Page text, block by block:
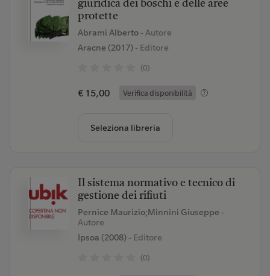
giuridica dei boschi e delle aree
protette
Abrami Alberto - Autore
Aracne (2017)- Editore
(0)
€ 15,00 Verifica disponibilità
Seleziona libreria
Il sistema normativo e tecnico di
gestione dei rifiuti
Pernice Maurizio;Minnini Giuseppe -
Autore
Ipsoa (2008)- Editore
(0)